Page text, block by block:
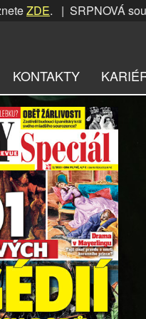
. | SRPNOVÁ soutěž!
KONTAKTY